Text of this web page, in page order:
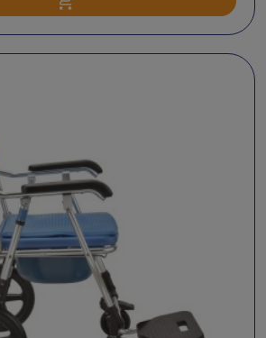
Ajouter au panier